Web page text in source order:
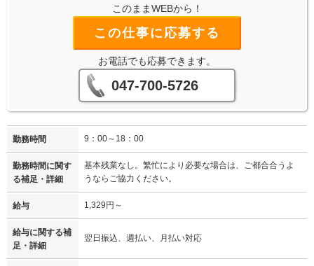
このままWEBから！
この仕事に応募する
お電話でも応募できます。
047-700-5726
勤務時間 9：00～18：00
勤務時間に関す
る補足・詳細
基本残業なし。繁忙により必要な場合は、ご都合合うよ
うならご協力ください。
給与 1,329円～
給与に関する補
足・詳細
翌日振込、週払い、月払い対応